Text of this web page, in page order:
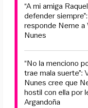
“A mi amiga
defender siempre”:
responde Neme a
Nunes
“No la menciono
trae mala suerte”:
Nunes cree que
hostil con ella por
Argandoña